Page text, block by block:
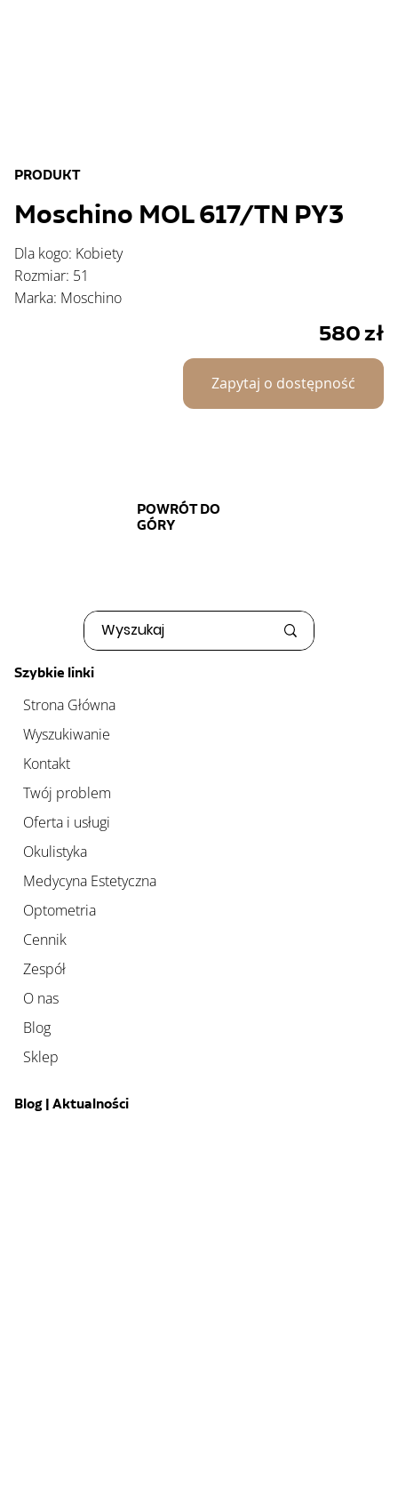
PRODUKT
Moschino MOL 617/TN PY3
Dla kogo: Kobiety
Rozmiar: 51
Marka: Moschino
580zł
Zapytaj o dostępność
Szybkie linki
Strona Główna
Wyszukiwanie
Kontakt
Twój problem
Oferta i usługi
Okulistyka
Medycyna Estetyczna
Optometria
Cennik
Zespół
O nas
Blog
Sklep
Blog | Aktualności
POWRÓT DO
GÓRY